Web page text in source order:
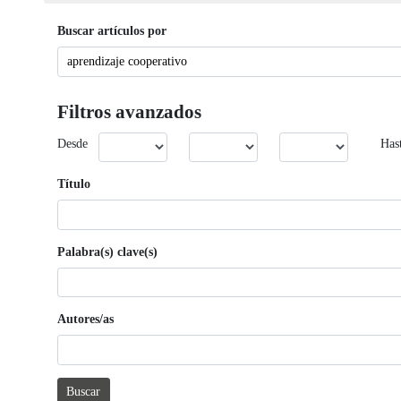
Buscar artículos por
Filtros avanzados
Desde
Título
Palabra(s) clave(s)
Autores/as
Buscar